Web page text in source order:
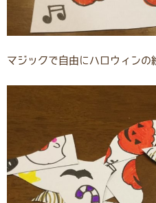
マジックで自由にハロウィンの